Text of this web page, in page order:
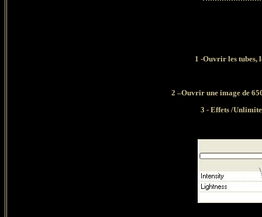
1 -Ouvrir les tubes,
2 –Ouvrir une image de
3 - Effets /